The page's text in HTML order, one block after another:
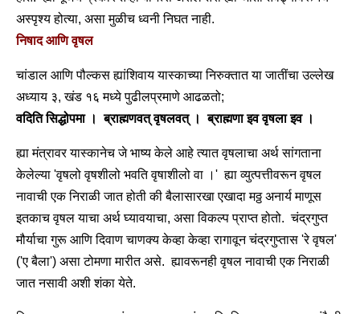
अस्पृश्य होत्या, असा मुळीच ध्वनी निघत नाही.
निषाद आणि वृषल
चांडाल आणि पौल्कस ह्यांशिवाय यास्काच्या निरुक्तात या जातींचा उल्लेख
अध्याय ३, खंड १६ मध्ये पुढीलप्रमाणे आढळतो;
वदिति सिद्धोपमा । ब्राह्मणवत् वृषलवत् । ब्राह्मणा इव वृषला इव ।
ह्या मंत्रावर यास्कानेच जे भाष्य केले आहे त्यात वृषलाचा अर्थ सांगताना
केलेल्या 'वृषलो वृषशीलो भवति वृषाशीलो वा ।' ह्या व्युत्पत्तीवरून वृषल
नावाची एक निराळी जात होती की बैलासारखा एखादा मठ्ठ अनार्य माणूस
इतकाच वृषल याचा अर्थ घ्यावयाचा, असा विकल्प प्राप्‍त होतो. चंद्रगुप्‍त
मौर्याचा गुरू आणि दिवाण चाणक्य केव्हा केव्हा रागावून चंद्रगुप्तास 'रे वृषल'
('ए बैला') असा टोमणा मारीत असे. ह्यावरूनही वृषल नावाची एक निराळी
जात नसावी अशी शंका येते.